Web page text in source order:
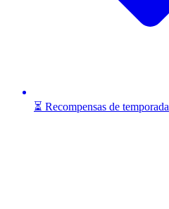
⏳ Recompensas de temporada